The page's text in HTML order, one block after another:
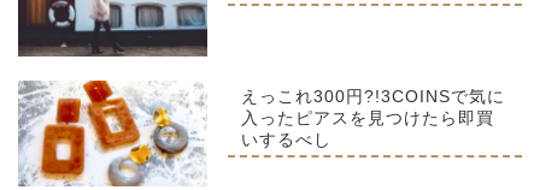
えっこれ300円?!3COINSで気に
入ったピアスを見つけたら即買
いするべし